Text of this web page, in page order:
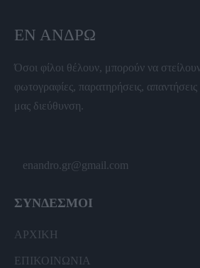
ΕΝ ΆΝΔΡΩ
Όσοι φίλοι θέλουν, μπορούν να
φωτογραφίες, παρατηρήσεις,
μας διεύθυνση.
enandro.gr@gmail.com
ΣΥΝΔΕΣΜΟΙ
ΑΡΧΙΚΗ
ΕΠΙΚΟΙΝΩΝΙΑ